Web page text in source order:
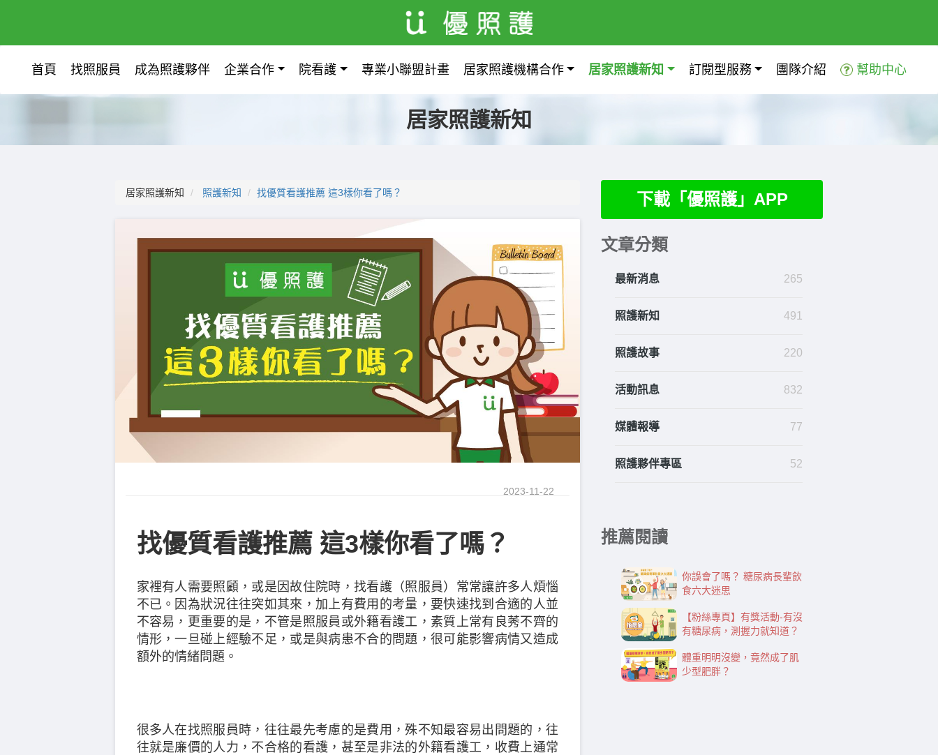
首頁 找照服員 成為照護夥伴 企業合作 院看護 專業小聯盟計畫 居家照護機構合作 居家照護新知 訂閱型服務 團隊介紹 幫助中心
居家照護新知
居家照護新知 照護新知 找優質看護推薦 這3樣你看了嗎？
2023-11-22
找優質看護推薦 這3樣你看了嗎？
家裡有人需要照顧，或是因故住院時，找看護（照服員）常常讓許多人煩惱
不已。因為狀況往往突如其來，加上有費用的考量，要快速找到合適的人並
不容易，更重要的是，不管是照服員或外籍看護工，素質上常有良莠不齊的
情形，一旦碰上經驗不足，或是與病患不合的問題，很可能影響病情又造成
額外的情緒問題。
很多人在找照服員時，往往最先考慮的是費用，殊不知最容易出問題的，往
往就是廉價的人力，不合格的看護，甚至是非法的外籍看護工，收費上通常
下載「優照護」APP
文章分類
最新消息 265
照護新知 491
照護故事 220
活動訊息 832
媒體報導 77
照護夥伴專區 52
推薦閱讀
你誤會了嗎？ 糖尿病長輩飲
食六大迷思
【粉絲專頁】有獎活動-有沒
有糖尿病，測握力就知道？
體重明明沒變，竟然成了肌
少型肥胖？